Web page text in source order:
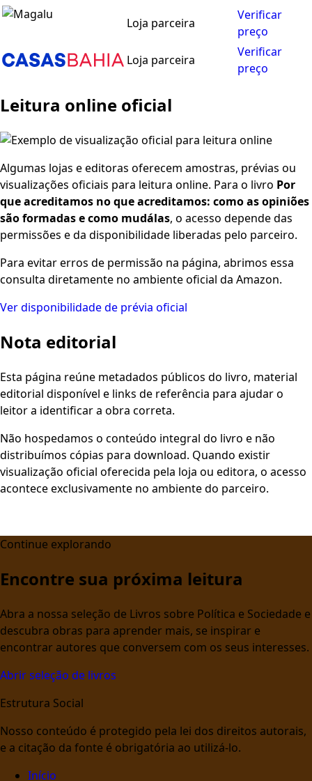
Loja parceira
Verificar
preço
Loja parceira
Verificar
preço
Leitura online oficial
Algumas lojas e editoras oferecem amostras, prévias ou
visualizações oficiais para leitura online. Para o livro Por
que acreditamos no que acreditamos: como as opiniões
são formadas e como mudálas, o acesso depende das
permissões e da disponibilidade liberadas pelo parceiro.
Para evitar erros de permissão na página, abrimos essa
consulta diretamente no ambiente oficial da Amazon.
Ver disponibilidade de prévia oficial
Nota editorial
Esta página reúne metadados públicos do livro, material
editorial disponível e links de referência para ajudar o
leitor a identificar a obra correta.
Não hospedamos o conteúdo integral do livro e não
distribuímos cópias para download. Quando existir
visualização oficial oferecida pela loja ou editora, o acesso
acontece exclusivamente no ambiente do parceiro.
Continue explorando
Encontre sua próxima leitura
Abra a nossa seleção de Livros sobre Política e Sociedade e
descubra obras para aprender mais, se inspirar e
encontrar autores que conversem com os seus interesses.
Abrir seleção de livros
Estrutura Social
Nosso conteúdo é protegido pela lei dos direitos autorais,
e a citação da fonte é obrigatória ao utilizá-lo.
Início